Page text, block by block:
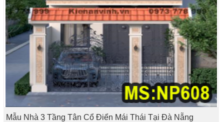
Mẫu Nhà 3 Tầng Tân Cổ Điển Mái Thái Tại Đà Nẵng